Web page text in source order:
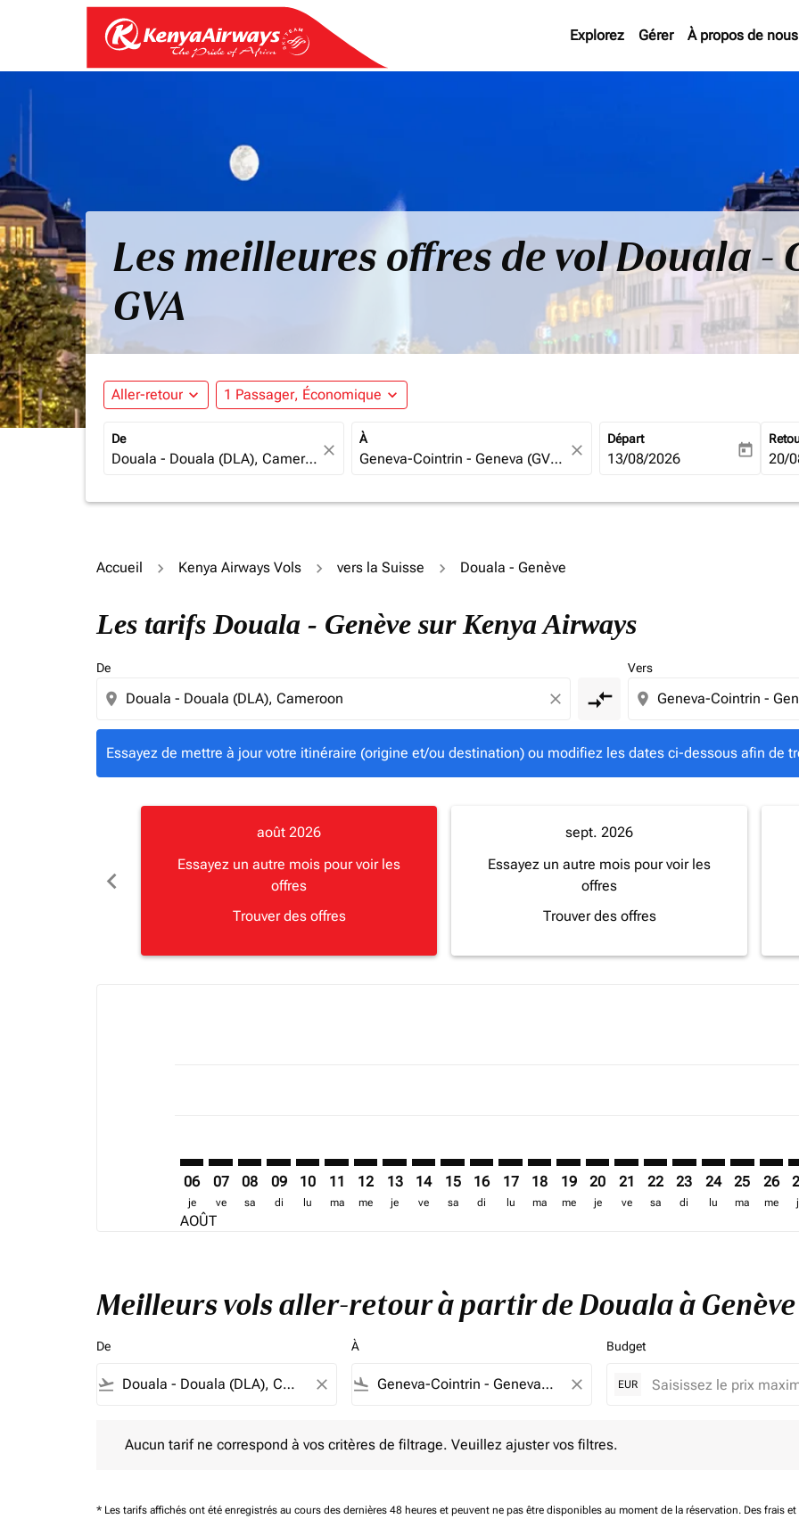
Explorez Gérer À propos de nous
Les meilleures offres de vol Douala -
GVA
Aller-retour expand_more 1 Passager, Économique expand_more
De
close
À
close
Départ
fc-booking-departure-date-
13/08/2026 today fc-
20/
Accueil Kenya Airways Vols vers la Suisse Douala - Genève
Les tarifs Douala - Genève sur Kenya Airways
De
location_on close compare_arrows
Vers
location_on
Essayez de mettre à jour votre itinéraire (origine et/ou destination) ou modifiez les dates ci-dessous afin de
Essayez de mettre à jour votre itinéraire (origine et/ou destination) ou modifiez les dates ci-dessous afin
chevron_left
août 2026
Essayez un autre mois pour voir les
offres
Trouver des offres
sept. 2026
Essayez un autre mois pour voir les
offres
Trouver des offres
06
je
AOÛT
07
ve
08
sa
09
di
10
lu
11
ma
12
me
13
je
14
ve
15
sa
16
di
17
lu
18
ma
DLA–GVA: cmp-view-offers-
19
me
DLA–GVA: cmp-view-offers-
20
je
DLA–GVA: cmp-view-
21
ve
DLA–GVA: cmp-view-
22
sa
DLA–GVA: cmp-
23
di
DLA–GVA:
24
lu
25
ma
26
me
Meilleurs vols aller-retour à partir de Douala à
De
flight_takeoff close
À
flight_land close
Budget
EUR
Aucun tarif ne correspond à vos critères de filtrage. Veuillez ajuster vos filtres.
* Les tarifs affichés ont été enregistrés au cours des dernières 48 heures et peuvent ne pas être disponibles au moment de la réservation. Des frais